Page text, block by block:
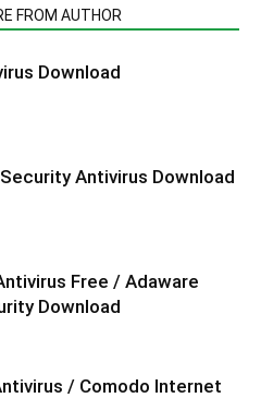
FROM AUTHOR
Download
Antivirus Download
Free / Adaware
Download
/ Comodo Internet